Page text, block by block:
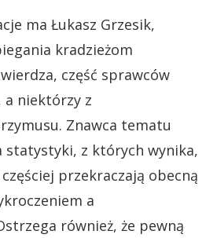
ma Łukasz Grzesik,
kradzieżom
część sprawców
a niektórzy z
Znawca tematu
statystyki, z których wynika,
częściej przekraczają obecną
a
również, że pewną